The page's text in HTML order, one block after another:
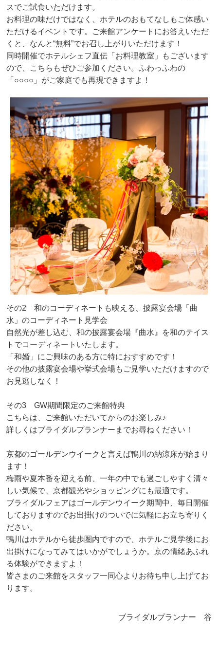
スでご試食いただけます。
お料理の味だけではなく、ホテルのおもてなしもご体感い
ただけるイベントです。ご来館アンケートにお答えいただ
くと、なんと“無料”でお召し上がりいただけます！
同時開催でホテルシェフ直伝「お料理教室」もございます
ので、こちらもぜひご参加ください。ふわっふわの
「○○○○」がご家庭でも再現できますよ！
その2 和のコーディネートも映える、披露宴会場「曲
水」のコーディネート見学会
自然光が差し込む、和の披露宴会場『曲水』を和のテイス
トでコーディネートいたします。
「和婚」にご興味のある方に特におすすめです！
その他の披露宴会場や挙式会場もご見学いただけますので
お見逃しなく！
その3 GW期間限定のご来館特典
こちらは、ご来館いただいてからのお楽しみ♪
詳しくはブライダルプランナーまでお尋ねください！
京都のゴールデンウイークと言えば鴨川の納涼床が始まり
ます！
梅雨や夏本番を迎える前、一年の中でも過ごしやすく清々
しい気候で、京都観光やショッピングにも最適です。
ブライダルフェアはゴールデンウイーク期間中、毎日開催
しておりますのでお出掛けのついでに気軽にお立ち寄りく
ださい。
鴨川はホテルから徒歩圏内ですので、ホテルご見学後にお
出掛けになってみてはいかがでしょうか。京の情緒あふれ
る体験ができますよ！
皆さまのご来館をスタッフ一同心よりお待ち申し上げてお
ります。
ブライダルプランナー 谷